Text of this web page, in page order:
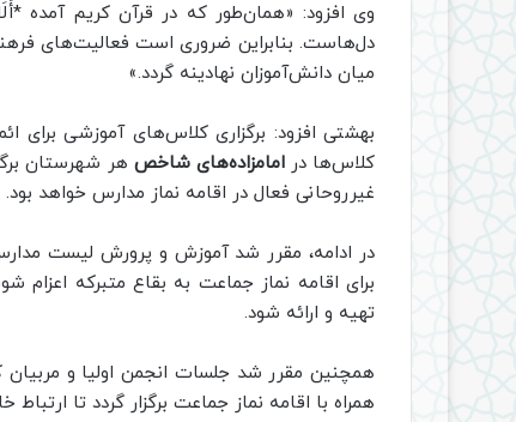
وی افزود: «همان‌طور که در قرآن کریم آمده
دل‌هاست. بنابراین ضروری است فعالیت‌های
میان دانش‌آموزان نهادینه گردد.»
کلاس‌ها درامامزاده‌های شاخص هر شهرستان
غیرروحانی فعال در اقامه نماز مدارس خواهد بود.
در ادامه، مقرر شد آموزش و پرورش لیست
برای اقامه نماز جماعت به بقاع متبرکه
تهیه و ارائه شود.
همچنین مقرر شد جلسات انجمن اولیا و مربیان
همراه با اقامه نماز جماعت برگزار گردد تا